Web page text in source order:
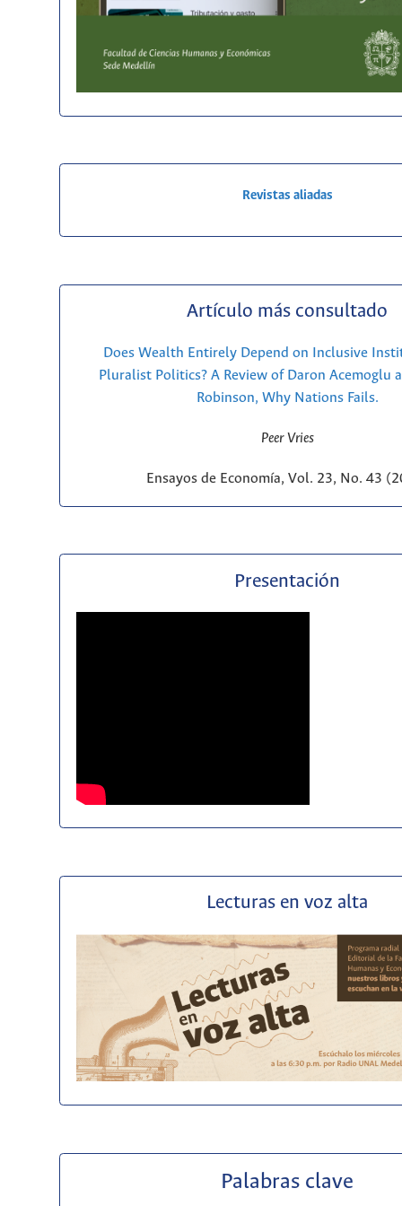
Revistas aliadas
Artículo más consultado
Does Wealth Entirely Depend on Inclusive
Pluralist Politics? A Review of Daron Acemoglu
Robinson, Why Nations Fails.
Peer Vries
Ensayos de Economía, Vol. 23, No. 43
Presentación
Lecturas en voz alta
Palabras clave